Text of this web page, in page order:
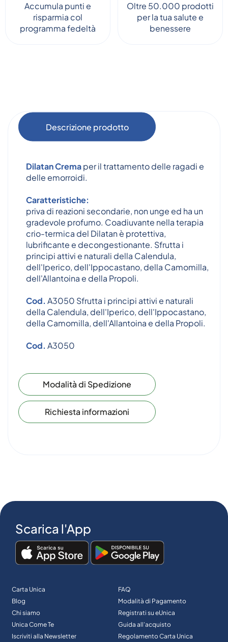
Accumula punti e
risparmia col
programma fedeltà
Oltre 50.000 prodotti
per la tua salute e
benessere
Descrizione prodotto
Dilatan Cremaper il trattamento delle ragadi e
delle emorroidi.
Caratteristiche:
priva di reazioni secondarie, non unge ed ha un
gradevole profumo. Coadiuvante nella terapia
crio-termica del Dilatan è protettiva,
lubrificante e decongestionante. Sfrutta i
principi attivi e naturali della Calendula,
dell'Iperico, dell'Ippocastano, della Camomilla,
dell'Allantoina e della Propoli.
Cod. A3050 Sfrutta i principi attivi e naturali
della Calendula, dell'Iperico, dell'Ippocastano,
della Camomilla, dell'Allantoina e della Propoli.
Cod. A3050
Modalità di Spedizione
Richiesta informazioni
Scarica l'App
Carta Unica
Blog
Chi siamo
Unica Come Te
Iscriviti alla Newsletter
FAQ
Modalità di Pagamento
Registrati su eUnica
Guida all’acquisto
Regolamento Carta Unica